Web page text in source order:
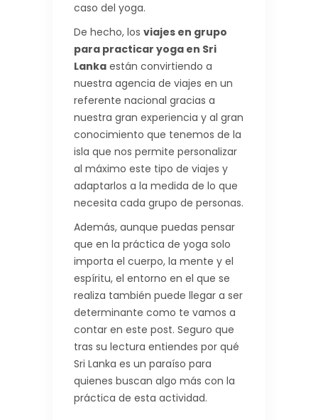
caso del yoga.
De hecho, los viajes en grupo
para practicar yoga en Sri
Lanka están convirtiendo a
nuestra agencia de viajes en un
referente nacional gracias a
nuestra gran experiencia y al gran
conocimiento que tenemos de la
isla que nos permite personalizar
al máximo este tipo de viajes y
adaptarlos a la medida de lo que
necesita cada grupo de personas.
Además, aunque puedas pensar
que en la práctica de yoga solo
importa el cuerpo, la mente y el
espíritu, el entorno en el que se
realiza también puede llegar a ser
determinante como te vamos a
contar en este post. Seguro que
tras su lectura entiendes por qué
Sri Lanka es un paraíso para
quienes buscan algo más con la
práctica de esta actividad.